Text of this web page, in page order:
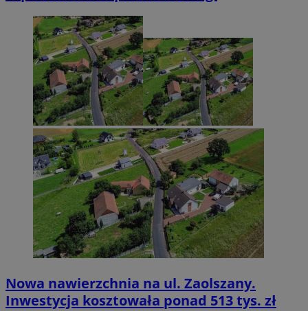
Nowa nawierzchnia na ul. Zaolszany.
Inwestycja kosztowała ponad 513 tys. zł